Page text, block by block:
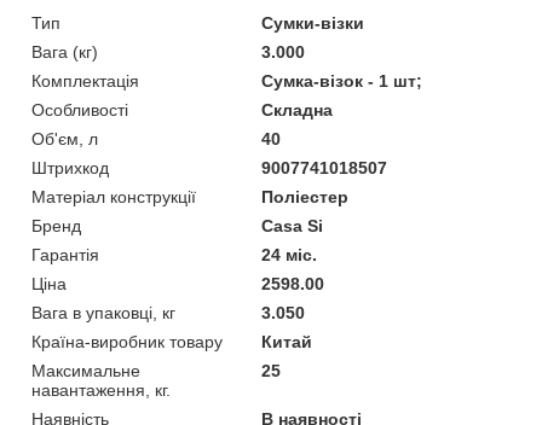
Тип
Сумки-візки
Вага (кг)
3.000
Комплектація
Сумка-візок - 1 шт;
Особливості
Складна
Об'єм, л
40
Штрихкод
9007741018507
Матеріал конструкції
Поліестер
Бренд
Casa Si
Гарантія
24 міс.
Ціна
2598.00
Вага в упаковці, кг
3.050
Країна-виробник товару
Китай
Максимальне
навантаження, кг.
25
Наявність
В наявності